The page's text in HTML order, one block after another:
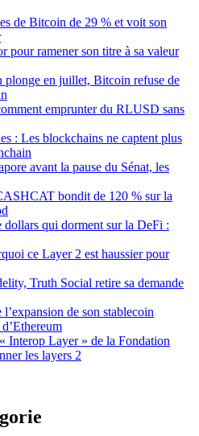
de Bitcoin de 29 % et voit son
pour ramener son titre à sa valeur
plonge en juillet, Bitcoin refuse de
emprunter du RLUSD sans
: Les blockchains ne captent plus
avant la pause du Sénat, les
bondit de 120 % sur la
qui dorment sur la DeFi :
ce Layer 2 est haussier pour
Truth Social retire sa demande
de son stablecoin
Interop Layer » de la Fondation
les layers 2